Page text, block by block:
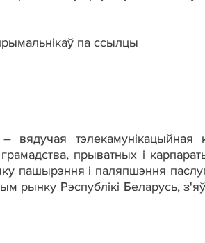
па ссылцы
– вядучая
прыватных і
пашырэння і паляпшэння
рынку Рэспублікі Беларусь,